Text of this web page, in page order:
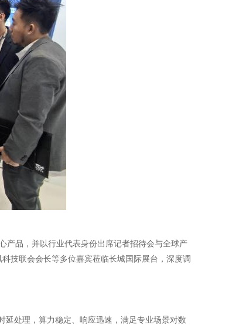
产品，并以行业代表身份出席记者招待会与全球产
技联会会长等多位嘉宾莅临长城国际展台，深度调
处理，算力稳定、响应迅速，满足专业场景对数